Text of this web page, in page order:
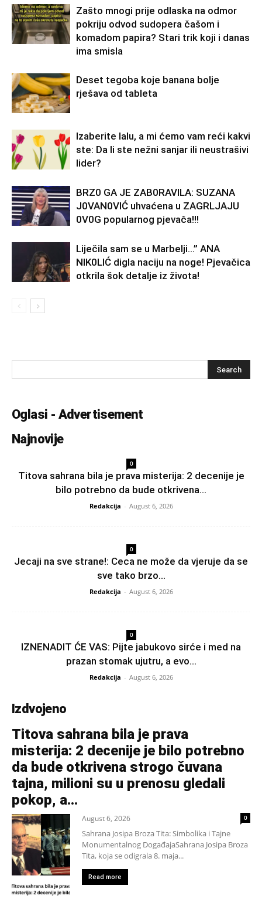
Zašto mnogi prije odlaska na odmor
pokriju odvod sudopera čašom i
komadom papira? Stari trik koji i danas
ima smisla
Deset tegoba koje banana bolje
rješava od tableta
Izaberite lalu, a mi ćemo vam reći kakvi
ste: Da li ste nežni sanjar ili neustrašivi
lider?
BRZ0 GA JE ZAB0RAVlLA: SUZANA
J0VAN0VIĆ uhvaćena u ZAGRLJAJU
0V0G popularnog pjevača!!!
Liječila sam se u Marbelji…” ANA
NlK0LlĆ digla naciju na noge! Pjevačica
otkrila šok detalje iz života!
Oglasi - Advertisement
Najnovije
0
Titova sahrana bila je prava misterija: 2 decenije je
bilo potrebno da bude otkrivena...
Redakcija - August 6, 2026
0
Jecaji na sve strane!: Ceca ne može da vjeruje da se
sve tako brzo...
Redakcija - August 6, 2026
0
IZNENADIT ĆE VAS: Pijte jabukovo sirće i med na
prazan stomak ujutru, a evo...
Redakcija - August 6, 2026
Izdvojeno
Titova sahrana bila je prava
misterija: 2 decenije je bilo potrebno
da bude otkrivena strogo čuvana
tajna, milioni su u prenosu gledali
pokop, a...
August 6, 2026 0
Sahrana Josipa Broza Tita: Simbolika i Tajne
Monumentalnog DogađajaSahrana Josipa Broza
Tita, koja se odigrala 8. maja...
Read more